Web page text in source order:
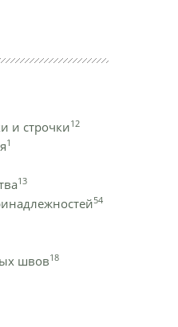
и строчки12
1
13
54
швов18